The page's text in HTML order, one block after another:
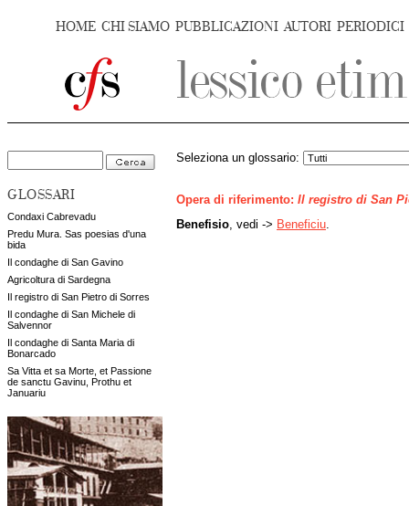
HOME CHI SIAMO PUBBLICAZIONI AUTORI PERIODICI
GLOSSARI
Condaxi Cabrevadu
Predu Mura. Sas poesias d'una
bida
Il condaghe di San Gavino
Agricoltura di Sardegna
Il registro di San Pietro di Sorres
Il condaghe di San Michele di
Salvennor
Il condaghe di Santa Maria di
Bonarcado
Sa Vitta et sa Morte, et Passione
de sanctu Gavinu, Prothu et
Januariu
Seleziona un glossario:
Opera di riferimento: Il registro di San
Benefisio , vedi -> Beneficiu